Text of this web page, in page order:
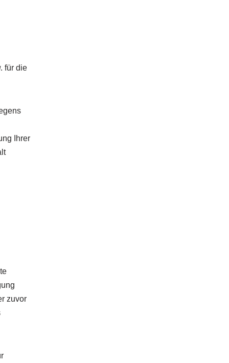
für die
Ihrer
zuvor